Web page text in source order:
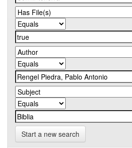
Start a new search